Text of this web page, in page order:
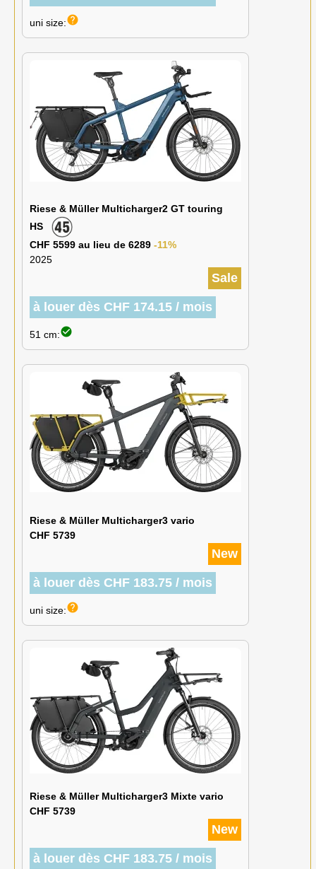
uni size:help
Riese & Müller Multicharger2 GT touring
HS
CHF 5599 au lieu de 6289 -11%
2025
Sale
à louer dès CHF 174.15 / mois
51 cm:check_circle
Riese & Müller Multicharger3 vario
CHF 5739
New
à louer dès CHF 183.75 / mois
uni size:help
Riese & Müller Multicharger3 Mixte vario
CHF 5739
New
à louer dès CHF 183.75 / mois